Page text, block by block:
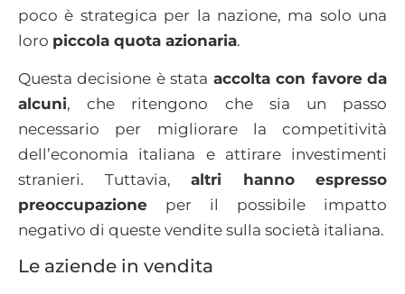
poco è strategica per la nazione, ma solo una
loro piccola quota azionaria.
Questa decisione è stata accolta con favore da
alcuni, che ritengono che sia un passo
necessario per migliorare la competitività
dell’economia italiana e attirare investimenti
stranieri. Tuttavia, altri hanno espresso
preoccupazione per il possibile impatto
negativo di queste vendite sulla società italiana.
Le aziende in vendita